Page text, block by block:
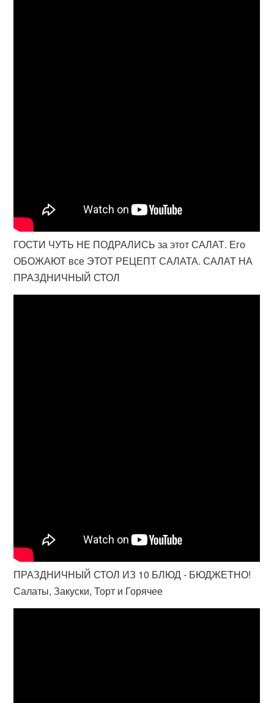
ГОСТИ ЧУТЬ НЕ ПОДРАЛИСЬ за этот САЛАТ. Его
ОБОЖАЮТ все ЭТОТ РЕЦЕПТ САЛАТА. САЛАТ НА
ПРАЗДНИЧНЫЙ СТОЛ
ПРАЗДНИЧНЫЙ СТОЛ ИЗ 10 БЛЮД - БЮДЖЕТНО!
Салаты, Закуски, Торт и Горячее